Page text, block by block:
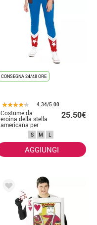
CONSEGNA 24/48 ORE
4.34/5.00
Costume da
eroina della stella
americana per
25.50€
S M L
AGGIUNGI